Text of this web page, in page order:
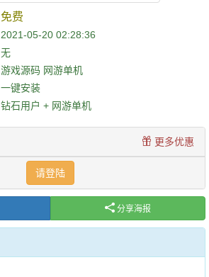
免费
2021-05-20 02:28:36
无
游戏源码 网游单机
一键安装
钻石用户 + 网游单机
更多优惠
请登陆
分享海报